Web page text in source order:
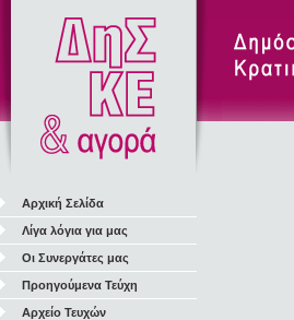
Αρχική Σελίδα
Λίγα λόγια για μας
Οι Συνεργάτες μας
Προηγούμενα Τεύχη
Αρχείο Τευχών